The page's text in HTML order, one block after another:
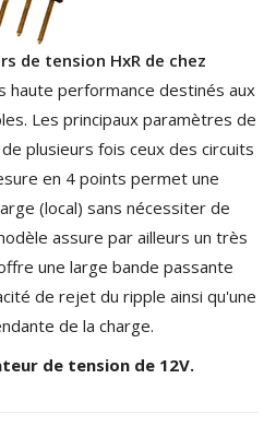
de tension HxR de chez
performance destinés aux
Les principaux paramètres de
plusieurs fois ceux des circuits
en 4 points permet une
(local) sans nécessiter de
assure par ailleurs un très
une large bande passante
de rejet du ripple ainsi qu'une
de la charge.
de tension de 12V.